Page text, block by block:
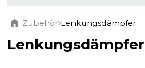
Zubehör Lenkungsdämpfer
Lenkungsdämpfer